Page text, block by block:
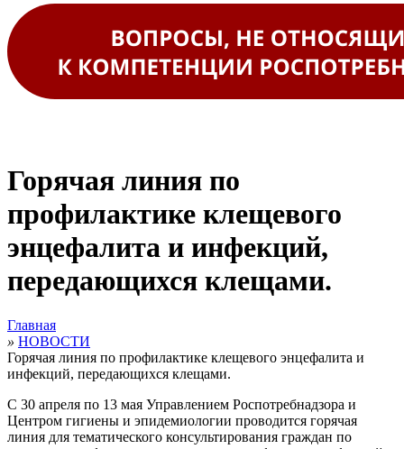
Горячая линия по
профилактике клещевого
энцефалита и инфекций,
передающихся клещами.
Главная
» НОВОСТИ
Горячая линия по профилактике клещевого энцефалита и
инфекций, передающихся клещами.
С 30 апреля по 13 мая Управлением Роспотребнадзора и
Центром гигиены и эпидемиологии проводится горячая
линия для тематического консультирования граждан по